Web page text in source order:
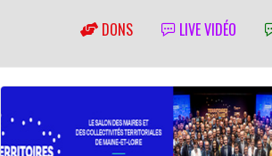
DONS LIVE VIDÉO